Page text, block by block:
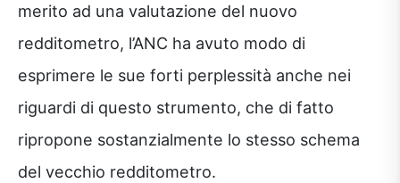
merito ad una valutazione del nuovo
redditometro, l’ANC ha avuto modo di
esprimere le sue forti perplessità anche nei
riguardi di questo strumento, che di fatto
ripropone sostanzialmente lo stesso schema
del vecchio redditometro.